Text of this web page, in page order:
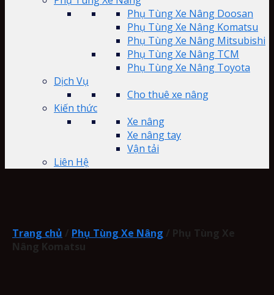
Phụ Tùng Xe Nâng Doosan
Phụ Tùng Xe Nâng Komatsu
Phụ Tùng Xe Nâng Mitsubishi
Phụ Tùng Xe Nâng TCM
Phụ Tùng Xe Nâng Toyota
Dịch Vụ
Cho thuê xe nâng
Kiến thức
Xe nâng
Xe nâng tay
Vận tải
Liên Hệ
Trang chủ / Phụ Tùng Xe Nâng / Phụ Tùng Xe
Nâng Komatsu